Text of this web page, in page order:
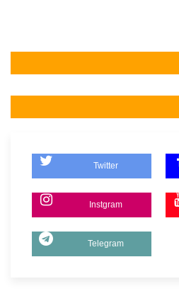
Twitter
Instgram
Telegram